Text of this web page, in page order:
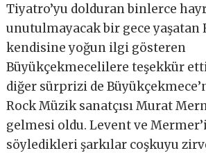
Tiyatro’yu dolduran binlerce
unutulmayacak bir gece yaşatan
kendisine yoğun ilgi gösteren
Büyükçekmecelilere teşekkür
diğer sürprizi de
Rock Müzik sanatçısı Murat
gelmesi oldu. Levent ve
söyledikleri şarkılar coşkuyu